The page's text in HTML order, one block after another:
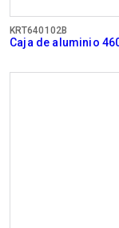
KRT640102B
Caja de aluminio